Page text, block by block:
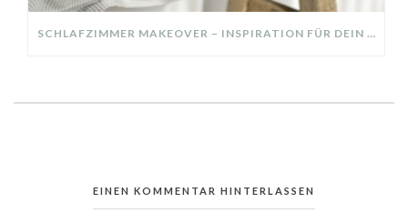
SCHLAFZIMMER MAKEOVER – INSPIRATION FÜR DEIN SCHLAFZIMMER: AUS ALT MACH NEU – HELL, GEMÜTLICH UND EINLADEND
EINEN KOMMENTAR HINTERLASSEN